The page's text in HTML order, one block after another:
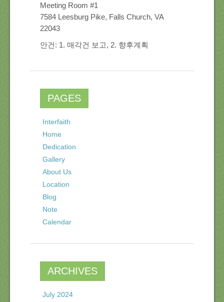
Calendar
Meeting Room #1
7584 Leesburg Pike, Falls Church, VA
22043
안건: 1. 매각건 보고, 2. 향후계획
PAGES
Interfaith
Home
Dedication
Gallery
About Us
Location
Blog
Note
Calendar
ARCHIVES
July 2024